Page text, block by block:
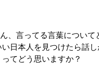
、言ってる言葉について
日本人を見つけたら話
てどう思いますか？